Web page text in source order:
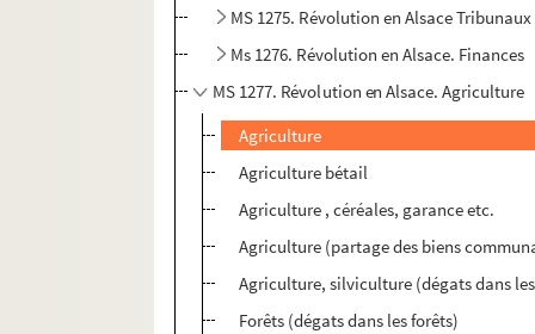
MS 1275. Révolution en Alsace Tribunaux
Ms 1276. Révolution en Alsace. Finances
MS 1277. Révolution en Alsace. Agriculture
Agriculture
Agriculture bétail
Agriculture , céréales, garance etc.
Agriculture (partage des biens
Agriculture, silviculture (dégats dans
Forêts (dégats dans les forêts)